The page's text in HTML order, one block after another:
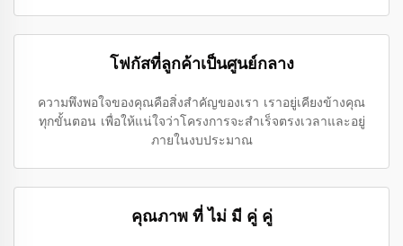
โฟกัสที่ลูกค้าเป็นศูนย์กลาง
ความพึงพอใจของคุณคือสิ่งสำคัญของเรา เราอยู่เคียงข้างคุณ
ทุกขั้นตอน เพื่อให้แน่ใจว่าโครงการจะสำเร็จตรงเวลาและอยู่
ภายในงบประมาณ
คุณภาพ ที่ ไม่ มี คู่ คู่